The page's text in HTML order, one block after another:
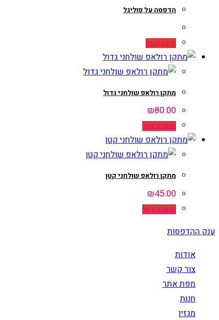
הדפסה על פוליגל
מידע נוסף
מתקן רולאפ שולחני גדול
₪80.00
הוספה לסל
מתקן רולאפ שולחני קטן
₪45.00
הוספה לסל
ענק ההדפסות
אודות
צור קשר
מפת אתר
חנות
מגזין